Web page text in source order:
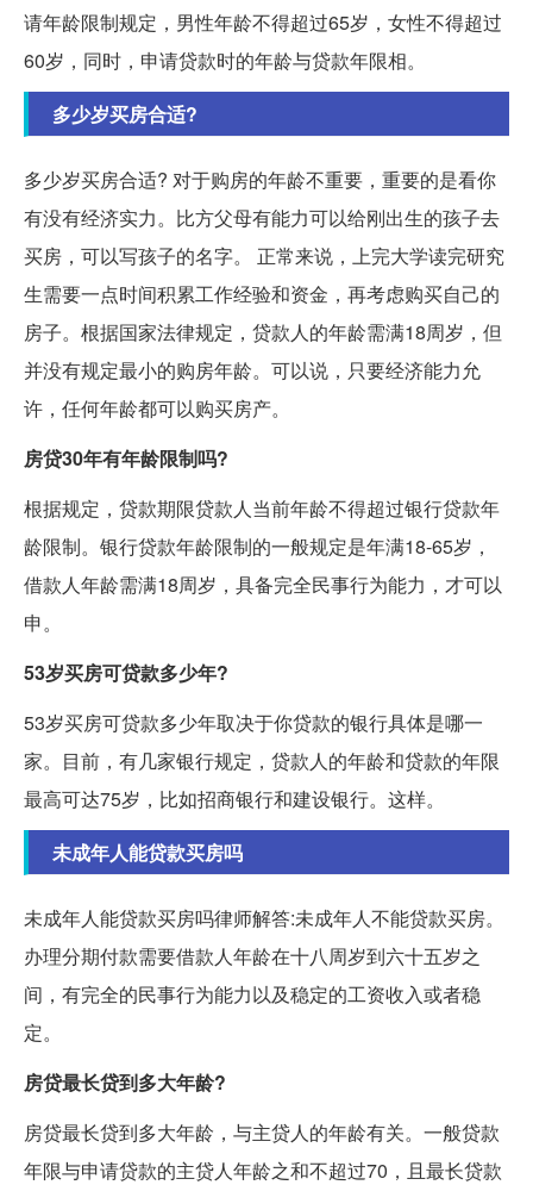
请年龄限制规定，男性年龄不得超过65岁，女性不得超过
60岁，同时，申请贷款时的年龄与贷款年限相。
多少岁买房合适?
多少岁买房合适? 对于购房的年龄不重要，重要的是看你
有没有经济实力。比方父母有能力可以给刚出生的孩子去
买房，可以写孩子的名字。 正常来说，上完大学读完研究
生需要一点时间积累工作经验和资金，再考虑购买自己的
房子。根据国家法律规定，贷款人的年龄需满18周岁，但
并没有规定最小的购房年龄。可以说，只要经济能力允
许，任何年龄都可以购买房产。
房贷30年有年龄限制吗?
根据规定，贷款期限贷款人当前年龄不得超过银行贷款年
龄限制。银行贷款年龄限制的一般规定是年满18-65岁，
借款人年龄需满18周岁，具备完全民事行为能力，才可以
申。
53岁买房可贷款多少年?
53岁买房可贷款多少年取决于你贷款的银行具体是哪一
家。目前，有几家银行规定，贷款人的年龄和贷款的年限
最高可达75岁，比如招商银行和建设银行。这样。
未成年人能贷款买房吗
未成年人能贷款买房吗律师解答:未成年人不能贷款买房。
办理分期付款需要借款人年龄在十八周岁到六十五岁之
间，有完全的民事行为能力以及稳定的工资收入或者稳
定。
房贷最长贷到多大年龄?
房贷最长贷到多大年龄，与主贷人的年龄有关。一般贷款
年限与申请贷款的主贷人年龄之和不超过70，且最长贷款